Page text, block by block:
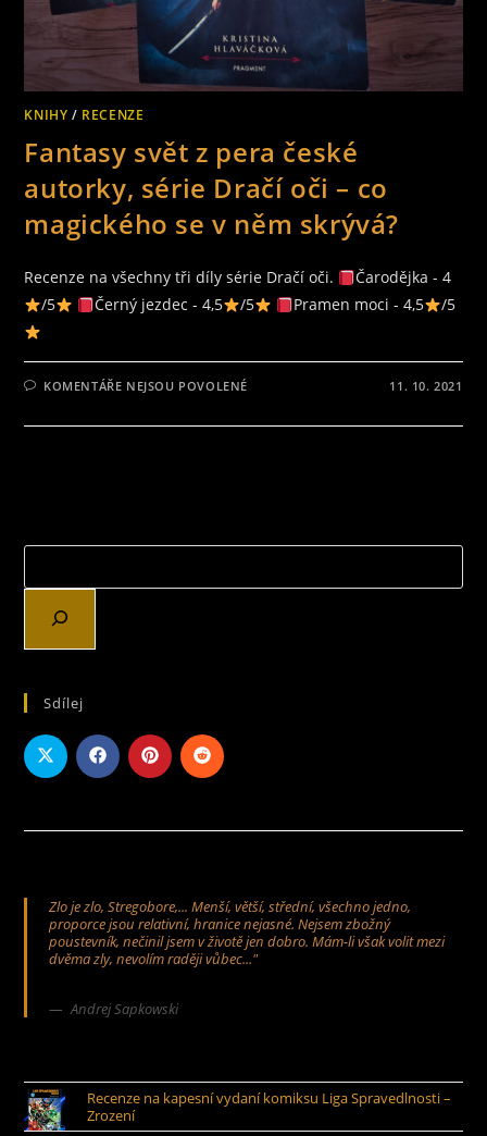
KNIHY / RECENZE
Fantasy svět z pera české
autorky, série Dračí oči – co
magického se v něm skrývá?
Recenze na všechny tři díly série Dračí oči.
Čarodějka - 4
/5
Černý jezdec - 4,5 /5 Pramen moci - 4,5 /5
KOMENTÁŘE NEJSOU POVOLENÉ
NÁZVEM
DRAČÍ
CO
11. 10. 2021
Sdílej
Zlo je zlo, Stregobore,... Menší, větší, střední, všechno jedno,
proporce jsou relativní, hranice nejasné. Nejsem zbožný
poustevník, nečinil jsem v životě jen dobro. Mám-li však volit mezi
dvěma zly, nevolím raději vůbec..."
Andrej Sapkowski
Recenze na kapesní vydaní komiksu Liga Spravedlnosti –
Zrození